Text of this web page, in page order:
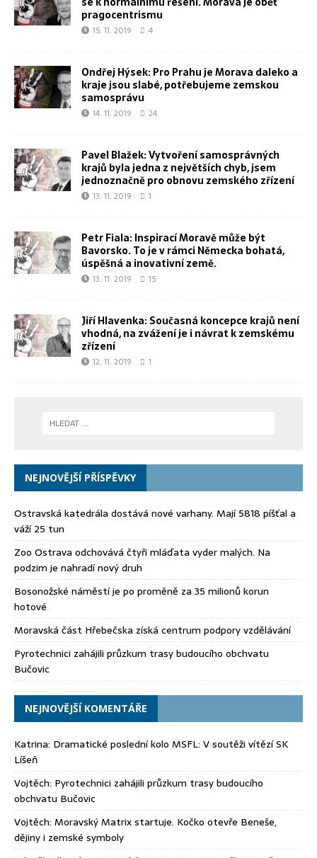
pragocentrismu
15. 11. 2019 4
Ondřej Hýsek: Pro Prahu je Morava daleko a
kraje jsou slabé, potřebujeme zemskou
samosprávu
14. 11. 2019 24
Pavel Blažek: Vytvoření samosprávných
krajů byla jedna z největších chyb, jsem
jednoznačně pro obnovu zemského zřízení
13. 11. 2019 1
Petr Fiala: Inspirací Moravě může být
Bavorsko. To je v rámci Německa bohatá,
úspěšná a inovativní země.
13. 11. 2019 15
Jiří Hlavenka: Současná koncepce krajů není
vhodná, na zvážení je i návrat k zemskému
zřízení
12. 11. 2019 1
NEJNOVĚJŠÍ PŘÍSPĚVKY
Ostravská katedrála dostává nové varhany. Mají 5818 píšťal a
váží 25 tun
Zoo Ostrava odchovává čtyři mláďata vyder malých. Na
podzim je nahradí nový druh
Bosonožské náměstí je po proměně za 35 milionů korun
hotové
Moravská část Hřebečska získá centrum podpory vzdělávání
Pyrotechnici zahájili průzkum trasy budoucího obchvatu
Bučovic
NEJNOVĚJŠÍ KOMENTÁŘE
Katrina: Dramatické poslední kolo MSFL: V soutěži vítězí SK
Líšeň
Vojtěch: Pyrotechnici zahájili průzkum trasy budoucího
obchvatu Bučovic
Vojtěch: Moravský Matrix startuje. Kočko otevře Beneše,
dějiny i zemské symboly